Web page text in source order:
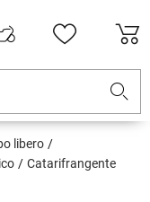
libero
Catarifrangente